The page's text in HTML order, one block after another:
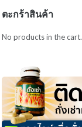
ตะกร้าสินค้า
No products in the cart.